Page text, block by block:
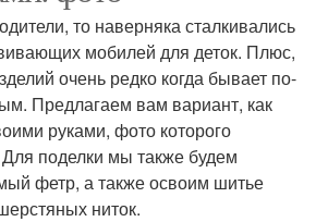
то наверняка сталкивались
мобилей для деток. Плюс,
очень редко когда бывает по-
Предлагаем вам вариант, как
руками, фото которого
поделки мы также будем
фетр, а также освоим шитье
ниток.